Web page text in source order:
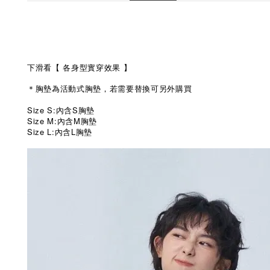
下滑看【 各身型實穿效果 】
＊胸墊為活動式胸墊，若需要替換可另外購買
Size S:內含S胸墊
Size M:內含M胸墊
Size L:內含L胸墊